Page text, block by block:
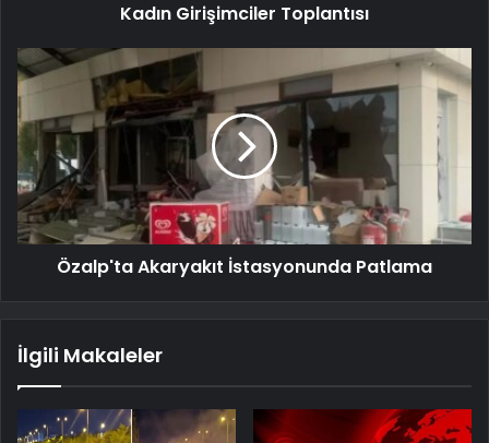
Kadın Girişimciler Toplantısı
Özalp'ta Akaryakıt İstasyonunda Patlama
İlgili Makaleler